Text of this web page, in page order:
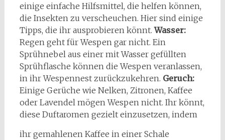
einige einfache Hilfsmittel, die helfen können,
die Insekten zu verscheuchen. Hier sind einige
Tipps, die ihr ausprobieren könnt.Wasser:
Regen geht für Wespen gar nicht. Ein
Sprühnebel aus einer mit Wasser gefüllten
Sprühflasche können die Wespen veranlassen,
in ihr Wespennest zurückzukehren. Geruch:
Einige Gerüche wie Nelken, Zitronen, Kaffee
oder Lavendel mögen Wespen nicht. Ihr könnt,
diese Duftaromen gezielt einzusetzen, indem
ihr gemahlenen Kaffee in einer Schale